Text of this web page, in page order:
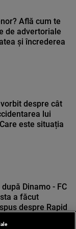
Află cum te
de advertoriale
și încrederea
despre cât
lui
este situația
Dinamo - FC
a făcut
despre Rapid